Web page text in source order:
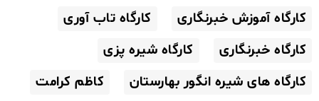
کارگاه آموزش خبرنگاری
کارگاه تاب آوری
کارگاه خبرنگاری
کارگاه شیره پزی
کارگاه های شیره انگور بهارستان
کاظم کرامت